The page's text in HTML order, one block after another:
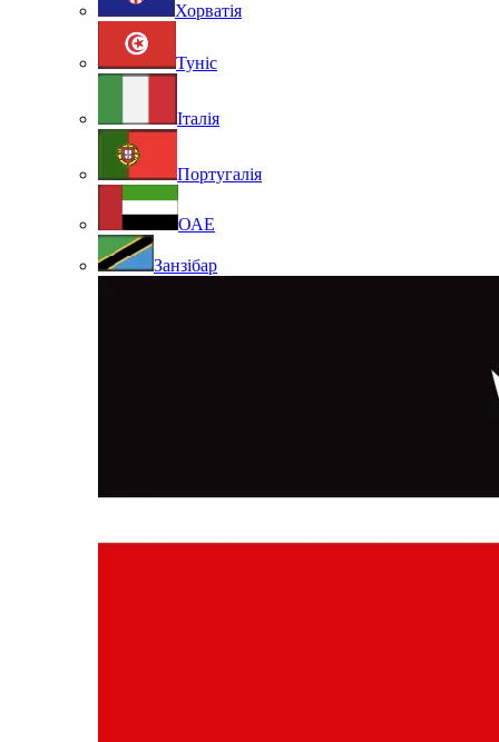
Хорватія
Туніс
Італія
Португалія
ОАЕ
Занзібар